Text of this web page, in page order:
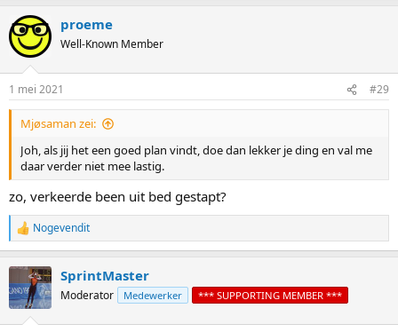
proeme
Well-Known Member
1 mei 2021 #29
Mjøsaman zei:
Joh, als jij het een goed plan vindt, doe dan lekker je ding en val me
daar verder niet mee lastig.
zo, verkeerde been uit bed gestapt?
R
e
t
i
Nogevendit
SprintMaster
Moderator Medewerker *** SUPPORTING MEMBER ***